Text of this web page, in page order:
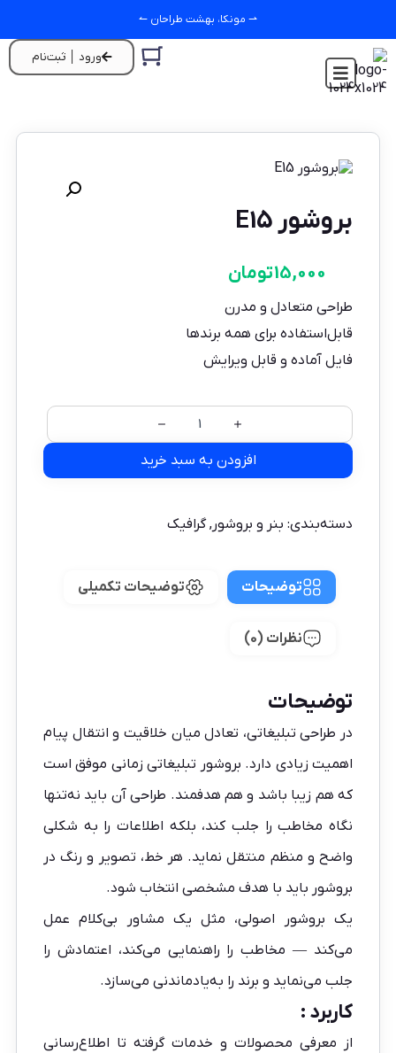
⇀ مونکا، بهشت طراحان ↼
ورود │ ثبت‌نام
بروشور E15
15,000تومان
طراحی متعادل و مدرن
قابل‌استفاده برای همه برندها
فایل آماده و قابل ویرایش
افزودن به سبد خرید
دسته‌بندی: بنر و بروشور,گرافیک
توضیحات توضیحات تکمیلی
نظرات (0)
توضیحات
در طراحی تبلیغاتی، تعادل میان خلاقیت و انتقال پیام
اهمیت زیادی دارد. بروشور تبلیغاتی زمانی موفق است
که هم زیبا باشد و هم هدفمند. طراحی آن باید نه‌تنها
نگاه مخاطب را جلب کند، بلکه اطلاعات را به شکلی
واضح و منظم منتقل نماید. هر خط، تصویر و رنگ در
بروشور باید با هدف مشخصی انتخاب شود.
یک بروشور اصولی، مثل یک مشاور بی‌کلام عمل
می‌کند — مخاطب را راهنمایی می‌کند، اعتمادش را
جلب می‌نماید و برند را به‌یادماندنی می‌سازد.
کاربرد :
از معرفی محصولات و خدمات گرفته تا اطلاع‌رسانی